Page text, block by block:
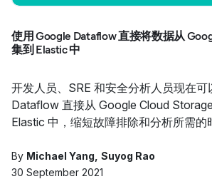
使用 Google Dataflow 直接将数据从
集到 Elastic 中
开发人员、SRE 和安全分析人员现在可
Dataflow 直接从 Google Cloud
Elastic 中，缩短故障排除和分析所需的
By Michael Yang Suyog Rao
30 September 2021